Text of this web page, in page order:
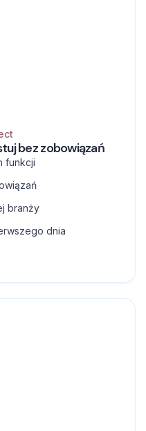
bez zobowiązań
funkcji
branży
dnia